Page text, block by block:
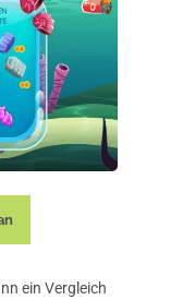
ein Vergleich